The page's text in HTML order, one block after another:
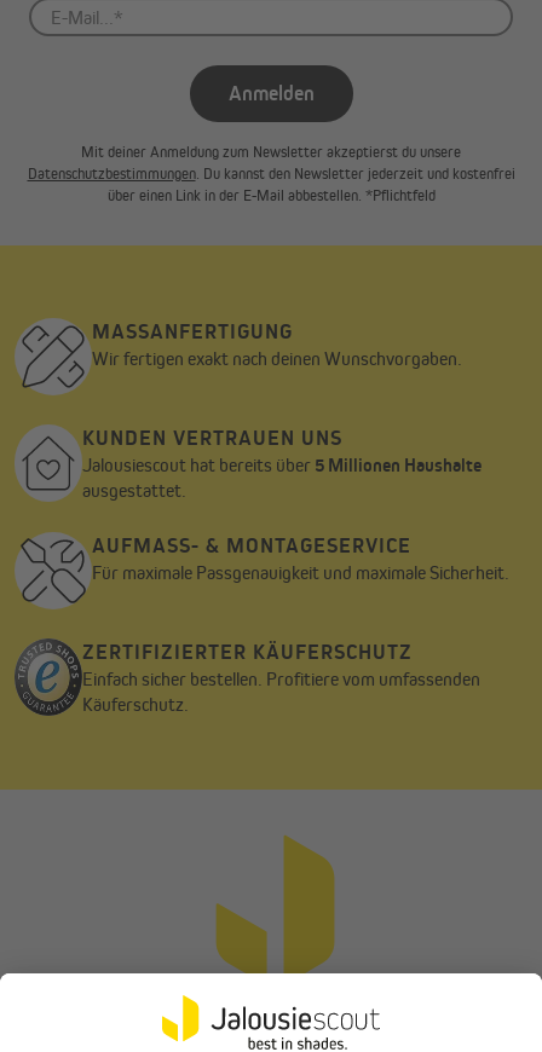
den Vorhang mit Gardinengleitern in deine Gardinenschiene oder
deine Gardinenstange mit Innenlauf (Gleiter nicht im
Lieferumfang enthalten).
Pflegehinweise
Der Vorhangschal kann bei 30°C im Schonwaschgang gewaschen
Woll- oder Feinwaschmittel wird empfohlen.
Privatsphäre - bestelle jetzt den Vorhang mit Kombiband und
Anmelden
Mit deiner Anmeldung zum Newsletter akzeptierst du unsere
Datenschutzbestimmungen. Du kannst den Newsletter jederzeit und kostenfrei
über einen Link in der E-Mail abbestellen. *Pflichtfeld
MASSANFERTIGUNG
Wir fertigen exakt nach deinen Wunschvorgaben.
KUNDEN VERTRAUEN UNS
Jalousiescout hat bereits über 5 Millionen Haushalte
ausgestattet.
AUFMASS- & MONTAGESERVICE
Für maximale Passgenauigkeit und maximale Sicherheit.
ZERTIFIZIERTER KÄUFERSCHUTZ
Einfach sicher bestellen. Profitiere vom umfassenden
Käuferschutz.